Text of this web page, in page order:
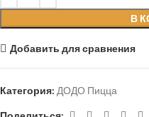
В
Добавить для сравнения
Категория: ДОДО Пицца